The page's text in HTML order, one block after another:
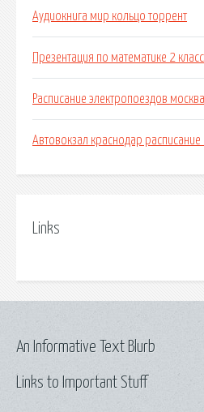
Аудиокнига мир кольцо торрент
Презентация по математике 2
Расписание электропоездов
Автовокзал краснодар расписание
Links
Links to Important Stuff
An Informative Text Blurb